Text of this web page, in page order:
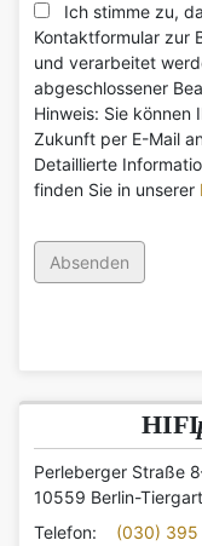
Ich stimme zu,
Kontaktformular zur
und verarbeitet
abgeschlossener
Hinweis: Sie können
Zukunft per E-Mail
Detaillierte
finden Sie in unserer
HIFI
Perleberger Straße
10559 Berlin-
Telefon:
(030) 395